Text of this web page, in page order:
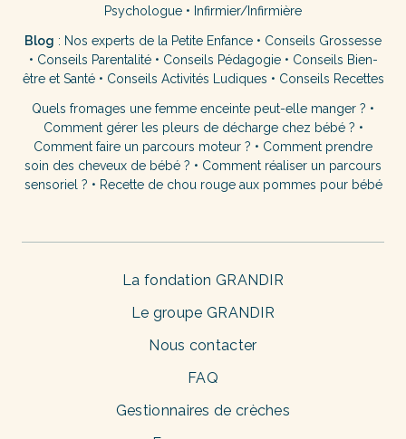
Psychologue • Infirmier/Infirmière
Blog : Nos experts de la Petite Enfance • Conseils Grossesse
• Conseils Parentalité• Conseils Pédagogie• Conseils Bien-
être et Santé• Conseils Activités Ludiques • Conseils Recettes
Quels fromages une femme enceinte peut-elle manger ? •
Comment gérer les pleurs de décharge chez bébé ? •
Comment faire un parcours moteur ? • Comment prendre
soin des cheveux de bébé ? • Comment réaliser un parcours
sensoriel ? • Recette de chou rouge aux pommes pour bébé
La fondation GRANDIR
Le groupe GRANDIR
Nous contacter
FAQ
Gestionnaires de crèches